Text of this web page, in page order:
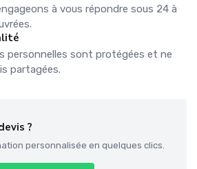
à vous répondre sous 24 à
personnelles sont protégées et ne
partagées.
?
personnalisée en quelques clics.